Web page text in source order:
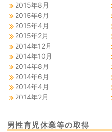
2015年8月
2015年6月
2015年4月
2015年2月
2014年12月
2014年10月
2014年8月
2014年6月
2014年4月
2014年2月
男性育児休業等の取得